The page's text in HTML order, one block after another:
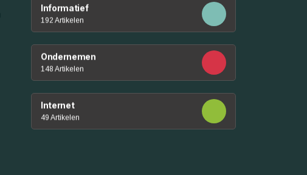
Informatief
192 Artikelen
Ondernemen
148 Artikelen
Internet
49 Artikelen